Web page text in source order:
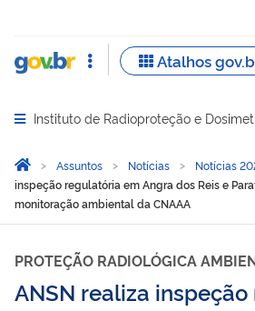
Abrir menu principal de navegação
Instituto de Radioproteção e
Você está aqui:
Página Inicial
Assuntos Notícias Notícias
inspeção regulatória em Angra dos Reis e
monitoração ambiental da CNAAA
PROTEÇÃO RADIOLÓGICA
ANSN realiza